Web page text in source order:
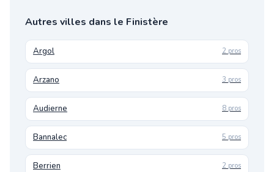
Autres villes dans le Finistère
Argol 2 pros
Arzano 3 pros
Audierne 8 pros
Bannalec 5 pros
Berrien 2 pros